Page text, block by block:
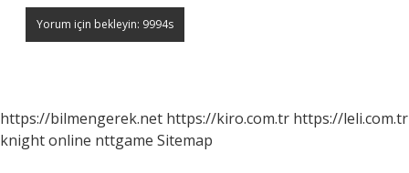
https://bilmengerek.net https://kiro.com.tr https://leli.com.tr
knight online nttgame Sitemap